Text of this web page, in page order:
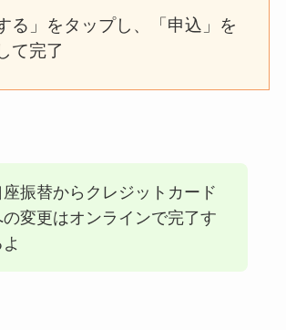
る」をタップし、「申込」を
て完了
座振替からクレジットカード
の変更はオンラインで完了す